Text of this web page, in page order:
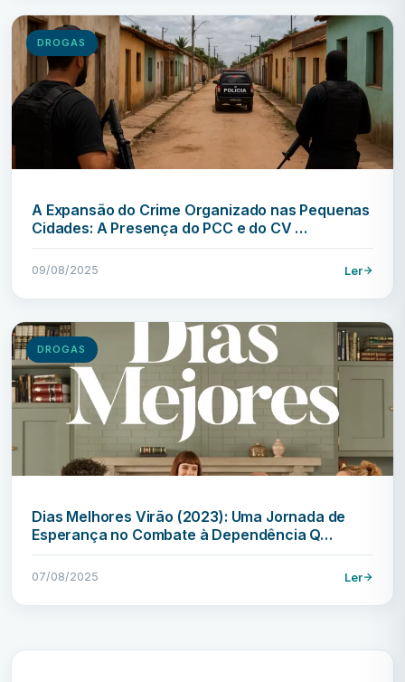
DROGAS
A Expansão do Crime Organizado nas Pequenas
Cidades: A Presença do PCC e do CV …
09/08/2025 Ler
DROGAS
Dias Melhores Virão (2023): Uma Jornada de
Esperança no Combate à Dependência Q…
07/08/2025 Ler